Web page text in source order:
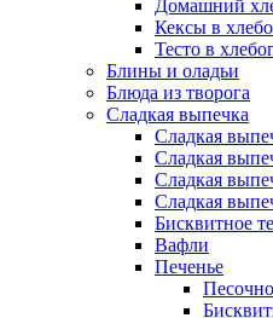
Домашний
Кексы в
Тесто в
Блины и оладьи
Блюда из творога
Сладкая выпечка
Сладкая
Сладкая
Сладкая
Сладкая
Бисквитное
Вафли
Печенье